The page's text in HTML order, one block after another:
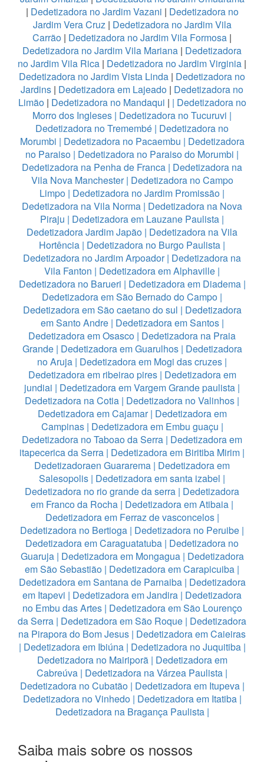
| Dedetizadora no Jardim Vazani | Dedetizadora no
Jardim Vera Cruz| Dedetizadora no Jardim Vila
Carrão | Dedetizadora no Jardim Vila Formosa |
Dedetizadora no Jardim Vila Mariana | Dedetizadora
no Jardim Vila Rica | Dedetizadora no Jardim Virginia |
Dedetizadora no Jardim Vista Linda | Dedetizadora no
Jardins | Dedetizadora em Lajeado | Dedetizadora no
Limão| Dedetizadora no Mandaqui | | Dedetizadora no
Morro dos Ingleses | Dedetizadora no Tucuruvi |
Dedetizadora no Tremembé | Dedetizadora no
Morumbi | Dedetizadora no Pacaembu | Dedetizadora
no Paraiso | Dedetizadora no Paraiso do Morumbi |
Dedetizadora na Penha de Franca | Dedetizadora na
Vila Nova Manchester| Dedetizadora no Campo
Limpo | Dedetizadora no Jardim Promissão |
Dedetizadora na Vila Norma | Dedetizadora na Nova
Piraju | Dedetizadora em Lauzane Paulista |
Dedetizadora Jardim Japão | Dedetizadora na Vila
Hortência | Dedetizadora no Burgo Paulista |
Dedetizadora no Jardim Arpoador| Dedetizadora na
Vila Fanton | Dedetizadora em Alphaville |
Dedetizadora no Barueri | Dedetizadora em Diadema|
Dedetizadora em São Bernado do Campo |
Dedetizadora em São caetano do sul | Dedetizadora
em Santo Andre| Dedetizadora em Santos|
Dedetizadora em Osasco | Dedetizadora na Praia
Grande| Dedetizadora em Guarulhos| Dedetizadora
no Aruja | Dedetizadora em Mogi das cruzes |
Dedetizadora em ribeirao pires| Dedetizadora em
jundiai | Dedetizadora em Vargem Grande paulista |
Dedetizadora na Cotia | Dedetizadora no Valinhos |
Dedetizadora em Cajamar| Dedetizadora em
Campinas| Dedetizadora em Embu guaçu |
Dedetizadora no Taboao da Serra | Dedetizadora em
itapecerica da Serra | Dedetizadora em Biritiba Mirim |
Dedetizadoraen Guararema | Dedetizadora em
Salesopolis | Dedetizadora em santa izabel |
Dedetizadora no rio grande da serra | Dedetizadora
em Franco da Rocha | Dedetizadora em Atibaia |
Dedetizadora em Ferraz de vasconcelos|
Dedetizadora no Bertioga | Dedetizadora no Peruibe |
Dedetizadora em Caraguatatuba | Dedetizadora no
Guaruja| Dedetizadora em Mongagua| Dedetizadora
em São Sebastião | Dedetizadora em Carapicuiba |
Dedetizadora em Santana de Parnaiba| Dedetizadora
em Itapevi | Dedetizadora em Jandira | Dedetizadora
no Embu das Artes| Dedetizadora em São Lourenço
da Serra | Dedetizadora em São Roque | Dedetizadora
na Pirapora do Bom Jesus | Dedetizadora em Caieiras
| Dedetizadora em Ibiúna| Dedetizadora no Juquitiba|
Dedetizadora no Mairiporã| Dedetizadora em
Cabreúva | Dedetizadora na Várzea Paulista |
Dedetizadora no Cubatão| Dedetizadora em Itupeva|
Dedetizadora no Vinhedo| Dedetizadora em Itatiba|
Dedetizadora na Bragança Paulista|
Saiba mais sobre os nossos